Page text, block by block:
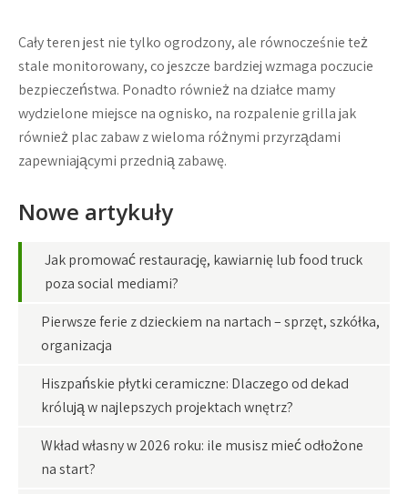
Cały teren jest nie tylko ogrodzony, ale równocześnie też
stale monitorowany, co jeszcze bardziej wzmaga poczucie
bezpieczeństwa. Ponadto również na działce mamy
wydzielone miejsce na ognisko, na rozpalenie grilla jak
również plac zabaw z wieloma różnymi przyrządami
zapewniającymi przednią zabawę.
Nowe artykuły
Jak promować restaurację, kawiarnię lub food truck
poza social mediami?
Pierwsze ferie z dzieckiem na nartach – sprzęt, szkółka,
organizacja
Hiszpańskie płytki ceramiczne: Dlaczego od dekad
królują w najlepszych projektach wnętrz?
Wkład własny w 2026 roku: ile musisz mieć odłożone
na start?